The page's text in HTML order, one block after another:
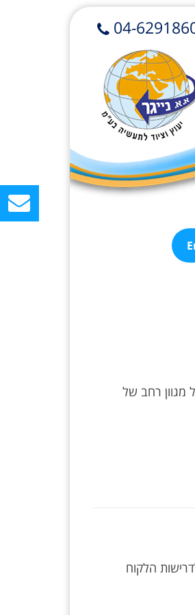
04-
מגוון רחב של
הלקוח